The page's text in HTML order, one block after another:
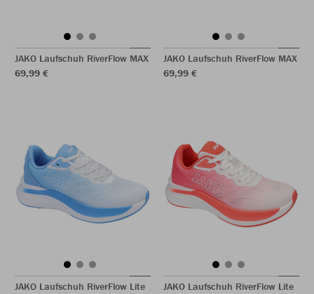
JAKO Laufschuh RiverFlow MAX
69,99 €
JAKO Laufschuh RiverFlow MAX
69,99 €
JAKO Laufschuh RiverFlow Lite
JAKO Laufschuh RiverFlow Lite